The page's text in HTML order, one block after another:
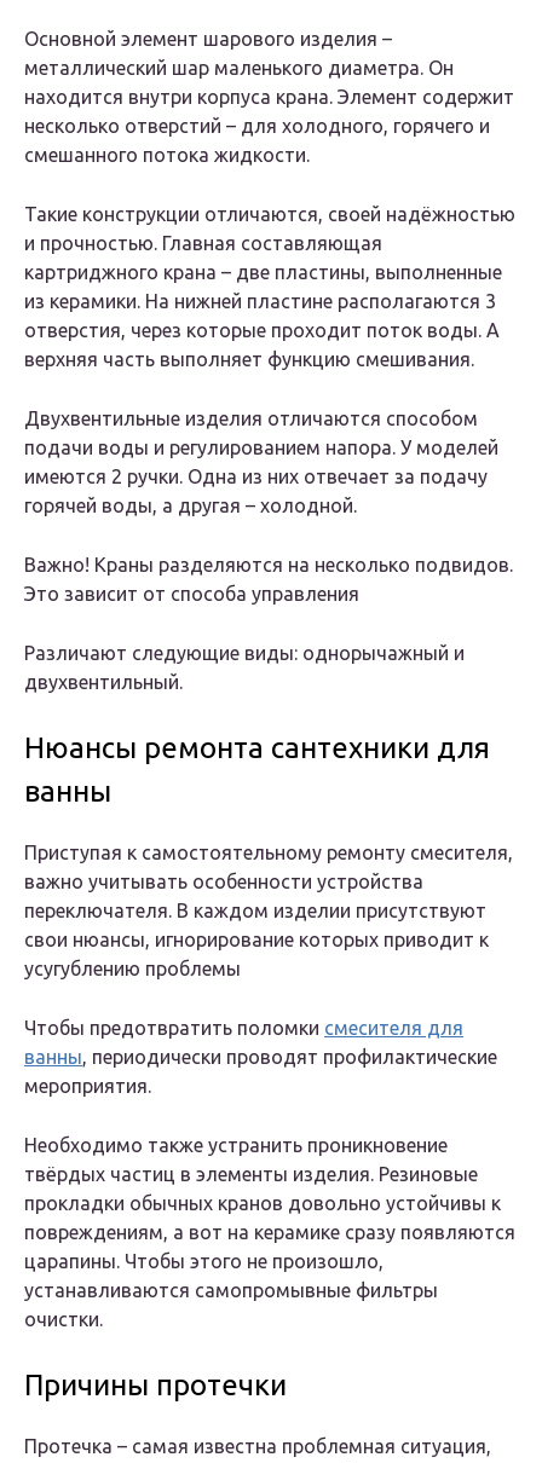
Основной элемент шарового изделия –
металлический шар маленького диаметра. Он
находится внутри корпуса крана. Элемент содержит
несколько отверстий – для холодного, горячего и
смешанного потока жидкости.
Такие конструкции отличаются, своей надёжностью
и прочностью. Главная составляющая
картриджного крана – две пластины, выполненные
из керамики. На нижней пластине располагаются 3
отверстия, через которые проходит поток воды. А
верхняя часть выполняет функцию смешивания.
Двухвентильные изделия отличаются способом
подачи воды и регулированием напора. У моделей
имеются 2 ручки. Одна из них отвечает за подачу
горячей воды, а другая – холодной.
Важно! Краны разделяются на несколько подвидов.
Это зависит от способа управления
Различают следующие виды: однорычажный и
двухвентильный.
Нюансы ремонта сантехники для
ванны
Приступая к самостоятельному ремонту смесителя,
важно учитывать особенности устройства
переключателя. В каждом изделии присутствуют
свои нюансы, игнорирование которых приводит к
усугублению проблемы
Чтобы предотвратить поломки смесителя для
ванны, периодически проводят профилактические
мероприятия.
Необходимо также устранить проникновение
твёрдых частиц в элементы изделия. Резиновые
прокладки обычных кранов довольно устойчивы к
повреждениям, а вот на керамике сразу появляются
царапины. Чтобы этого не произошло,
устанавливаются самопромывные фильтры
очистки.
Причины протечки
Протечка – самая известна проблемная ситуация,